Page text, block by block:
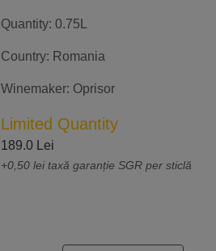
Quantity: 0.75L
Country: Romania
Winemaker: Oprisor
Limited Quantity
189.0 Lei
+0,50 lei taxă garanție SGR per sticlă